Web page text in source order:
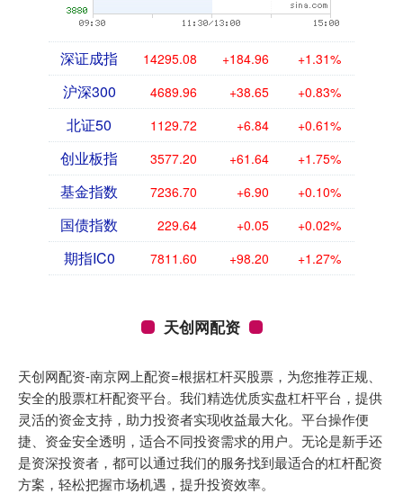
深证成指 14295.08 +184.96 +1.31%
沪深300 4689.96 +38.65 +0.83%
北证50 1129.72 +6.84 +0.61%
创业板指 3577.20 +61.64 +1.75%
基金指数 7236.70 +6.90 +0.10%
国债指数 229.64 +0.05 +0.02%
期指IC0 7811.60 +98.20 +1.27%
天创网配资
天创网配资-南京网上配资=根据杠杆买股票，为您推荐正规、
安全的股票杠杆配资平台。我们精选优质实盘杠杆平台，提供
灵活的资金支持，助力投资者实现收益最大化。平台操作便
捷、资金安全透明，适合不同投资需求的用户。无论是新手还
是资深投资者，都可以通过我们的服务找到最适合的杠杆配资
方案，轻松把握市场机遇，提升投资效率。